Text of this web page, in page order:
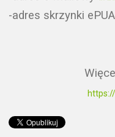
-adres skrzynki